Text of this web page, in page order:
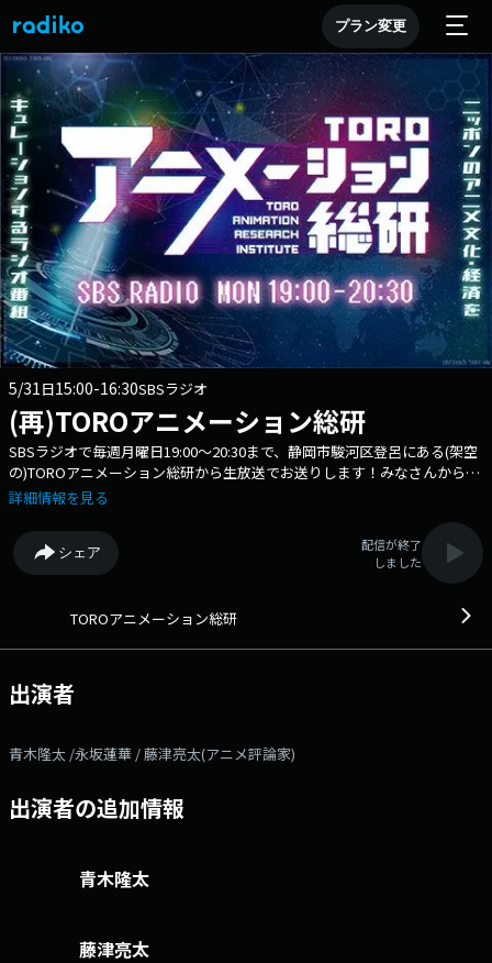
プラン変更
5/31 日15:00-16:30SBSラジオ
(再)TOROアニメーション総研
SBSラジオで毎週月曜日19:00～20:30まで、静岡市駿河区登呂にある(架空
の)TOROアニメーション総研から生放送でお送りします！みなさんからの
アニメのレビューやアニソンのリクエストもお待ちしてます！
詳細情報を見る
シェア
配信が終了
しました
TOROアニメーション総研
出演者
青木隆太 /永坂蓮華 / 藤津亮太(アニメ評論家)
出演者の追加情報
青木隆太
藤津亮太